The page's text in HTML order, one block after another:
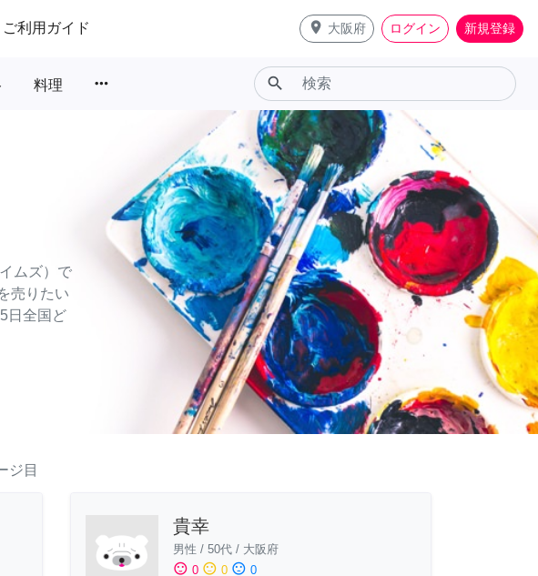
ご利用ガイド place 大阪府 ログイン 新規登録
料理 more_horiz search
ムズ）で
売りたい
日全国ど
ジ目
貴幸
男性 / 50代/ 大阪府
sentiment_satisfied 0 sentiment_neutral 0 sentiment_dissatisfied 0